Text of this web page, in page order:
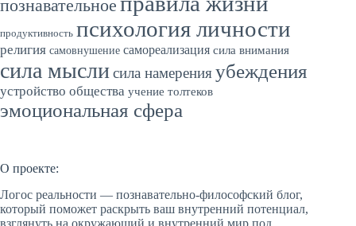
познавательное
продуктивность психология личности
религия самовнушение самореализация сила внимания
сила мыслисила намеренияубеждения
устройство общества учение толтеков
эмоциональная сфера
О проекте:
Логос реальности — познавательно-философский блог,
который поможет раскрыть ваш внутренний потенциал,
взглянуть на окружающий и внутренний мир под